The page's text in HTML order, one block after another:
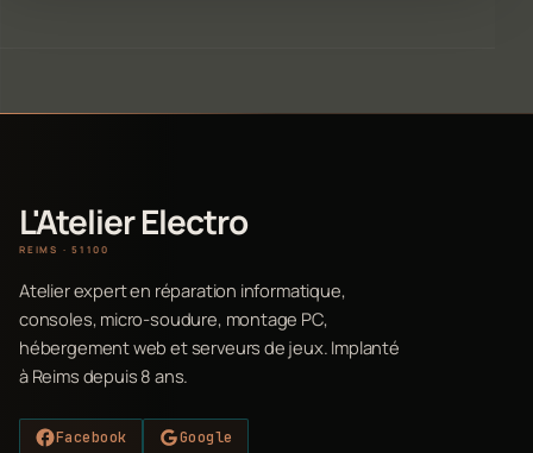
L'Atelier Electro
REIMS · 51100
Atelier expert en réparation informatique,
consoles, micro-soudure, montage PC,
hébergement web et serveurs de jeux. Implanté
à Reims depuis 8 ans.
Facebook Google